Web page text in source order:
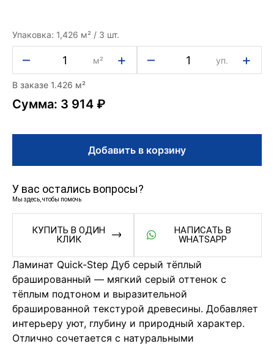
Упаковка: 1,426 м² / 3 шт.
– м² + – уп. +
В заказе 1.426 м²
Сумма: 3 914 ₽
Добавить в корзину
У вас остались вопросы?
Мы здесь, чтобы помочь
КУПИТЬ В ОДИН
КЛИК
НАПИСАТЬ В
WHATSAPP
Ламинат Quick-Step Дуб серый тёплый
брашированный — мягкий серый оттенок с
тёплым подтоном и выразительной
брашированной текстурой древесины. Добавляет
интерьеру уют, глубину и природный характер.
Отлично сочетается с натуральными